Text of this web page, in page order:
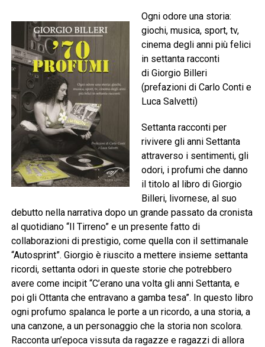
Ogni odore una storia:
giochi, musica, sport, tv,
cinema degli anni più felici
in settanta racconti
di Giorgio Billeri
(prefazioni di Carlo Conti e
Luca Salvetti)
Settanta racconti per
rivivere gli anni Settanta
attraverso i sentimenti, gli
odori, i profumi che danno
il titolo al libro di Giorgio
Billeri, livornese, al suo
debutto nella narrativa dopo un grande passato da cronista
al quotidiano “Il Tirreno” e un presente fatto di
collaborazioni di prestigio, come quella con il settimanale
“Autosprint”. Giorgio è riuscito a mettere insieme settanta
ricordi, settanta odori in queste storie che potrebbero
avere come incipit “C’erano una volta gli anni Settanta, e
poi gli Ottanta che entravano a gamba tesa”. In questo libro
ogni profumo spalanca le porte a un ricordo, a una storia, a
una canzone, a un personaggio che la storia non scolora.
Racconta un’epoca vissuta da ragazze e ragazzi di allora